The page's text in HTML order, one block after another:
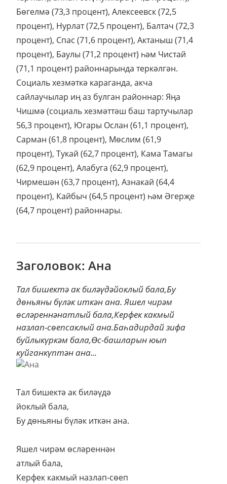
Бөгелмә (73,3 процент), Алексеевск (72,5
процент), Нурлат (72,5 процент), Балтач (72,3
процент), Спас (71,6 процент), Актаныш (71,4
процент), Баулы (71,2 процент) һәм Чистай
(71,1 процент) районнарында теркәлгән.
Социаль хезмәткә караганда, акча
сайлаучылар иң аз булган районнар: Яңа
Чишмә (социаль хезмәттәш баш тартучылар
56,3 процент), Югары Ослан (61,1 процент),
Сарман (61,8 процент), Мөслим (61,9
процент), Тукай (62,7 процент), Кама Тамагы
(62,9 процент), Алабуга (62,9 процент),
Чирмешән (63,7 процент), Азнакай (64,4
процент), Кайбыч (64,5 процент) һәм Әгерҗе
(64,7 процент) районнары.
Заголовок: Ана
Тал бишектә ак биләүдәйоклый бала,Бу
дөньяны бүләк иткән ана. Яшел чирәм
өсләреннәнатлый бала,Керфек какмый
назлап-сөепсаклый ана.Баһадирдай зифа
буйлыкүркәм бала,Өс-башларын юып
куйганкүптән ана...
Тал бишектә ак биләүдә
йоклый бала,
Бу дөньяны бүләк иткән ана.
Яшел чирәм өсләреннән
атлый бала,
Керфек какмый назлап-сөеп